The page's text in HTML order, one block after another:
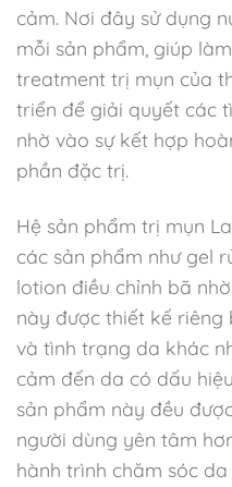
cảm. Nơi đây sử dụng
mỗi sản phẩm, giúp
treatment trị mụn của
triển để giải quyết các
nhờ vào sự kết hợp
phần đặc trị.
Hệ sản phẩm trị mụn
các sản phẩm như gel
lotion điều chỉnh bã
này được thiết kế riêng
và tình trạng da khác
cảm đến da có dấu
sản phẩm này đều
người dùng yên tâm
hành trình chăm sóc da